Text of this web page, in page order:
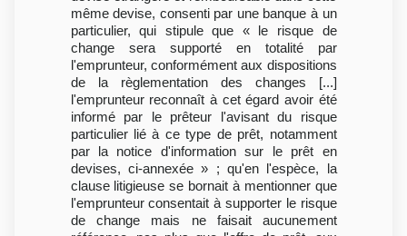
même devise, consenti par une banque à un
particulier, qui stipule que « le risque de
change sera supporté en totalité par
l'emprunteur, conformément aux dispositions
de la règlementation des changes [...]
l'emprunteur reconnaît à cet égard avoir été
informé par le prêteur l'avisant du risque
particulier lié à ce type de prêt, notamment
par la notice d'information sur le prêt en
devises, ci-annexée » ; qu'en l'espèce, la
clause litigieuse se bornait à mentionner que
l'emprunteur consentait à supporter le risque
de change mais ne faisait aucunement